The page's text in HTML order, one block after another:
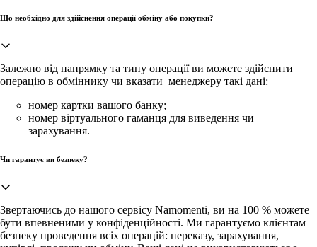
Що необхідно для здійснення операції обміну або покупки?
Залежно від напрямку та типу операції ви можете здійснити
операцію в обміннику чи вказати менеджеру такі дані:
номер картки вашого банку;
номер віртуального гаманця для виведення чи
зарахування.
Чи гарантує ви безпеку?
Звертаючись до нашого сервісу Namomenti, ви на 100 % можете
бути впевненими у конфіденційності. Ми гарантуємо клієнтам
безпеку проведення всіх операцій: переказу, зарахування,